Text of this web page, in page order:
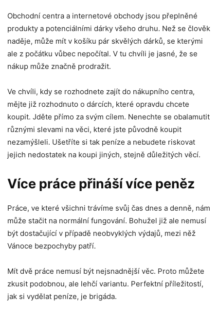
Obchodní centra a internetové obchody jsou přeplněné
produkty a potenciálními dárky všeho druhu. Než se člověk
naděje, může mít v košíku pár skvělých dárků, se kterými
ale z počátku vůbec nepočítal. V tu chvíli je jasné, že se
nákup může značně prodražit.
Ve chvíli, kdy se rozhodnete zajít do nákupního centra,
mějte již rozhodnuto o dárcích, které opravdu chcete
koupit. Jděte přímo za svým cílem. Nenechte se obalamutit
různými slevami na věci, které jste původně koupit
nezamýšleli. Ušetříte si tak peníze a nebudete riskovat
jejich nedostatek na koupi jiných, stejně důležitých věcí.
Více práce přináší více peněz
Práce, ve které všichni trávíme svůj čas dnes a denně, nám
může stačit na normální fungování. Bohužel již ale nemusí
být dostačující v případě neobvyklých výdajů, mezi něž
Vánoce bezpochyby patří.
Mít dvě práce nemusí být nejsnadnější věc. Proto můžete
zkusit podobnou, ale lehčí variantu. Perfektní příležitostí,
jak si vydělat peníze, je brigáda.